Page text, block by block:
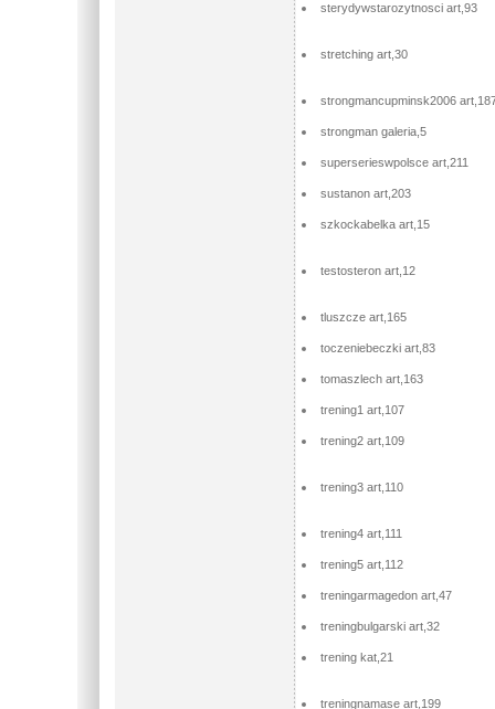
sterydywstarozytnosci art,93
stretching art,30
strongmancupminsk2006
strongman galeria,5
superserieswpolsce art,211
sustanon art,203
szkockabelka art,15
testosteron art,12
tluszcze art,165
toczeniebeczki art,83
tomaszlech art,163
trening1 art,107
trening2 art,109
trening3 art,110
trening4 art,111
trening5 art,112
treningarmagedon art,47
treningbulgarski art,32
trening kat,21
treningnamase art,199